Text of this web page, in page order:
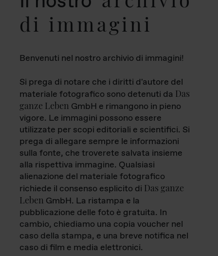
di immagini
Benvenuti nel nostro archivio di immagini!
Si prega di notare che i diritti d'autore del
materiale fotografico sono detenuti da Das
ganze Leben GmbH e rimangono in pieno
vigore. Le immagini possono essere
utilizzate per scopi editoriali e scientifici. Si
prega di allegare sempre le informazioni
sulla fonte, che troverete salvata insieme
alla rispettiva immagine. Qualsiasi
alienazione del materiale fotografico
richiede il consenso esplicito di Das ganze
Leben GmbH. La ristampa e la
pubblicazione delle foto è gratuita. In
cambio, chiediamo una copia voucher nel
caso della stampa, e una breve notifica nel
caso di film e media elettronici.